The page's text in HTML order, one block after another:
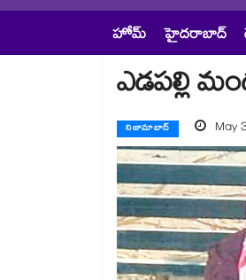
హోమ్ హైదరాబాద్
ఎడపల్లి
నిజామాబాద్ May